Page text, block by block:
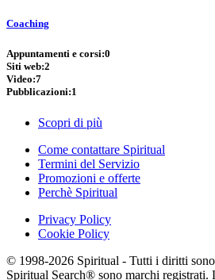
Coaching
Appuntamenti e corsi:0
Siti web:2
Video:7
Pubblicazioni:1
Scopri di più
Come contattare Spiritual
Termini del Servizio
Promozioni e offerte
Perchè Spiritual
Privacy Policy
Cookie Policy
© 1998-2026 Spiritual - Tutti i diritti
Spiritual Search® sono marchi registrati.